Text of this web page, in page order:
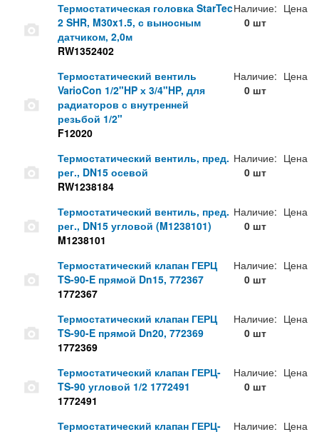
Термостатическая головка StarTec
2 SHR, M30x1.5, с выносным
датчиком, 2,0м
RW1352402
Наличие:
0 шт
Цена
Термостатический вентиль
VarioCon 1/2"HP х 3/4"HP, для
радиаторов с внутренней
резьбой 1/2"
F12020
Наличие:
0 шт
Цена
Термостатический вентиль, пред.
рег., DN15 осевой
RW1238184
Наличие:
0 шт
Цена
Термостатический вентиль, пред.
рег., DN15 угловой (M1238101)
M1238101
Наличие:
0 шт
Цена
Термостатический клапан ГЕРЦ
TS-90-E прямой Dn15, 772367
1772367
Наличие:
0 шт
Цена
Термостатический клапан ГЕРЦ
TS-90-E прямой Dn20, 772369
1772369
Наличие:
0 шт
Цена
Термостатический клапан ГЕРЦ-
TS-90 угловой 1/2 1772491
1772491
Наличие:
0 шт
Цена
Термостатический клапан ГЕРЦ- Наличие: Цена